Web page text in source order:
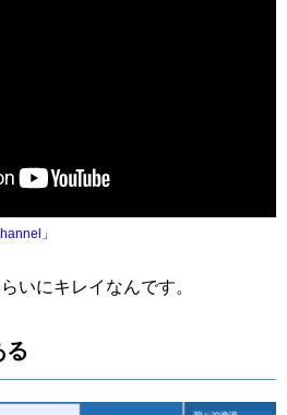
」
いにキレイなんです。
る